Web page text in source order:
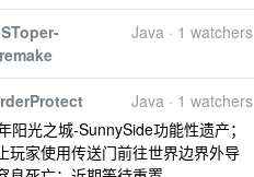
Java · 1 watchers
Java · 1 watchers
阳光之城-SunnySide功能性遗产；
玩家使用传送门前往世界边界外导